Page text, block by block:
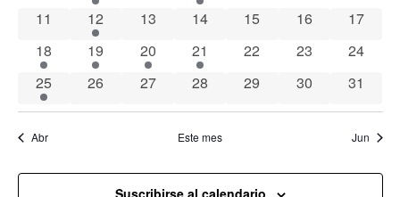
vistas
de
0 eventos
11 2 eventos
12 0 eventos
13 0 eventos
14 0 eventos
15 0 eventos
16 0
17
1 evento
18 1 evento
19 1 evento
20 2 eventos
21 0 eventos
22 0 eventos
23 0
24
2 eventos
25 0 eventos
26 0 eventos
27 0 eventos
28 0 eventos
29 0 eventos
30 0
31
Abr Este mes Jun